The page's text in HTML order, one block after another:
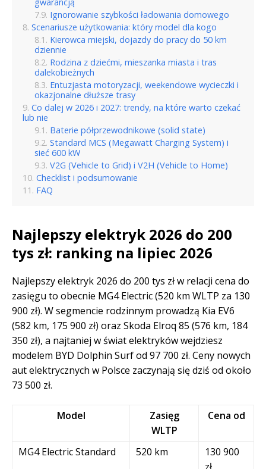
Ignorowanie szybkości ładowania domowego
Scenariusze użytkowania: który model dla kogo
Kierowca miejski, dojazdy do pracy do 50 km
dziennie
Rodzina z dziećmi, mieszanka miasta i tras
dalekobieżnych
Entuzjasta motoryzacji, weekendowe wycieczki i
okazjonalne dłuższe trasy
Co dalej w 2026 i 2027: trendy, na które warto czekać
lub nie
Baterie półprzewodnikowe (solid state)
Standard MCS (Megawatt Charging System) i
sieć 600 kW
V2G (Vehicle to Grid) i V2H (Vehicle to Home)
Checklist i podsumowanie
FAQ
Najlepszy elektryk 2026 do 200
tys zł: ranking na lipiec 2026
Najlepszy elektryk 2026 do 200 tys zł w relacji cena do
zasięgu to obecnie MG4 Electric (520 km WLTP za 130
900 zł). W segmencie rodzinnym prowadzą Kia EV6
(582 km, 175 900 zł) oraz Skoda Elroq 85 (576 km, 184
350 zł), a najtaniej w świat elektryków wejdziesz
modelem BYD Dolphin Surf od 97 700 zł. Ceny nowych
aut elektrycznych w Polsce zaczynają się dziś od około
73 500 zł.
Model
Zasięg
WLTP
Cena od
MG4 Electric Standard 520 km
130 900